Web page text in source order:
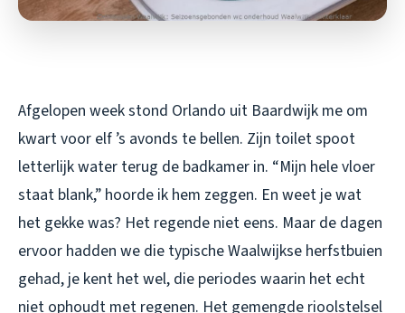
Afgelopen week stond Orlando uit Baardwijk me om
kwart voor elf ’s avonds te bellen. Zijn toilet spoot
letterlijk water terug de badkamer in. “Mijn hele vloer
staat blank,” hoorde ik hem zeggen. En weet je wat
het gekke was? Het regende niet eens. Maar de dagen
ervoor hadden we die typische Waalwijkse herfstbuien
gehad, je kent het wel, die periodes waarin het echt
niet ophoudt met regenen. Het gemengde rioolstelsel